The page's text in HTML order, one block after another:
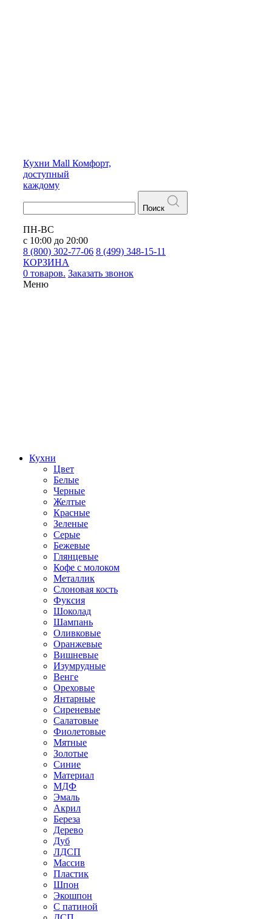
Кухни Mall Комфорт,
доступный
каждому
Поиск
ПН-ВС
с 10:00 до 20:00
8 (800) 302-77-06 8 (499) 348-15-11
КОРЗИНА
0 товаров. Заказать звонок
Меню
Кухни
Цвет
Белые
Черные
Желтые
Красные
Зеленые
Серые
Бежевые
Глянцевые
Кофе с молоком
Металлик
Слоновая кость
Фуксия
Шоколад
Шампань
Оливковые
Оранжевые
Вишневые
Изумрудные
Венге
Ореховые
Янтарные
Сиреневые
Салатовые
Фиолетовые
Мятные
Золотые
Синие
Материал
МДФ
Эмаль
Акрил
Береза
Дерево
Дуб
ЛДСП
Массив
Пластик
Шпон
Экошпон
С патиной